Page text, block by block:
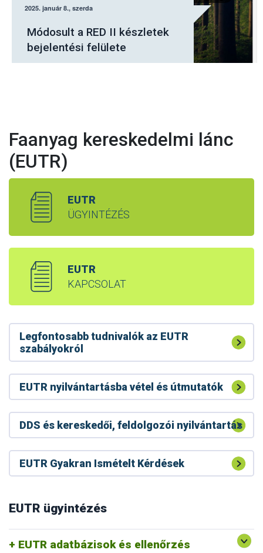
elektronikus felületén kell
jelenteni a fásításban
tervezett fakitermeléseket
Faanyag kereskedelmi lánc
(EUTR)
EUTR
ÜGYINTÉZÉS
EUTR
KAPCSOLAT
Legfontosabb tudnivalók az EUTR
szabályokról
EUTR nyilvántartásba vétel és útmutatók
DDS és kereskedői, feldolgozói nyilvántartás
EUTR Gyakran Ismételt Kérdések
EUTR ügyintézés
EUTR adatbázisok és ellenőrzés
célú felhasználása
Módosult a RED II készletek bejelentési felülete
RED II GYIK
Gyakran Ismételt kérdések RED II